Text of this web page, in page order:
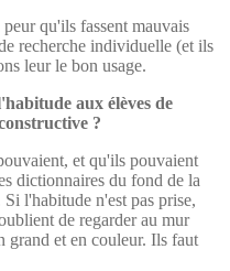
peur qu'ils fassent mauvais
recherche individuelle (et ils
leur le bon usage.
aux élèves de
?
et qu'ils pouvaient
dictionnaires du fond de la
l'habitude n'est pas prise,
de regarder au mur
grand et en couleur. Ils faut